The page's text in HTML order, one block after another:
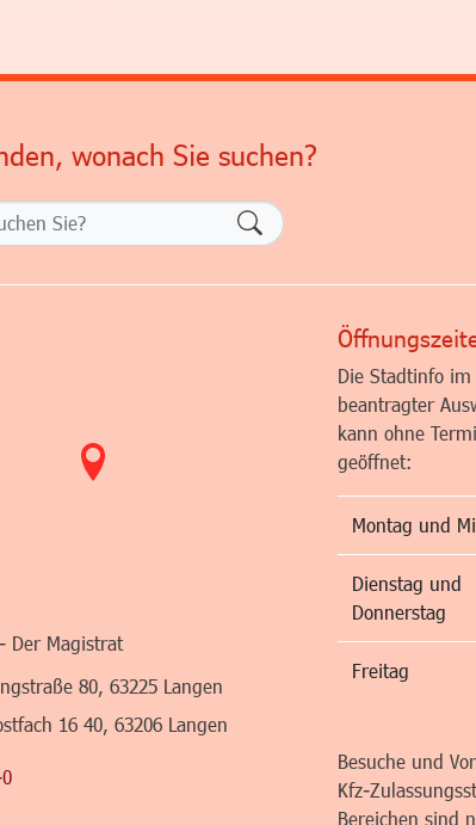
wonach Sie suchen?
Formularschaltfläche
Der Magistrat
Maps Navigation
80 63225 Langen
16 40, 63206 Langen
Die Stadtinfo im
beantragter
kann ohne
geöffnet:
Montag und
Dienstag und
Donnerstag
Freitag
Besuche und
Kfz-
Bereichen sind